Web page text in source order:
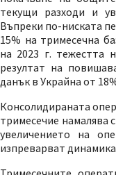
текущи разходи и
Въпреки по-ниската
15% на тримесечна
на 2023 г. тежестта
резултат на
данък в Украйна от
Консолидираната
тримесечие намалява
увеличението на
изпреварват